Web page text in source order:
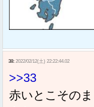
38: 2022/02/12(土) 22:22:44.02
>>33
赤いとこその